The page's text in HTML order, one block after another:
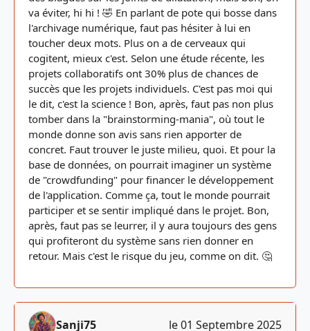
va éviter, hi hi ! 🤣 En parlant de pote qui bosse dans
l'archivage numérique, faut pas hésiter à lui en
toucher deux mots. Plus on a de cerveaux qui
cogitent, mieux c'est. Selon une étude récente, les
projets collaboratifs ont 30% plus de chances de
succès que les projets individuels. C'est pas moi qui
le dit, c'est la science ! Bon, après, faut pas non plus
tomber dans la "brainstorming-mania", où tout le
monde donne son avis sans rien apporter de
concret. Faut trouver le juste milieu, quoi. Et pour la
base de données, on pourrait imaginer un système
de "crowdfunding" pour financer le développement
de l'application. Comme ça, tout le monde pourrait
participer et se sentir impliqué dans le projet. Bon,
après, faut pas se leurrer, il y aura toujours des gens
qui profiteront du système sans rien donner en
retour. Mais c'est le risque du jeu, comme on dit. 🤔
Sanji75 le 01 Septembre 2025